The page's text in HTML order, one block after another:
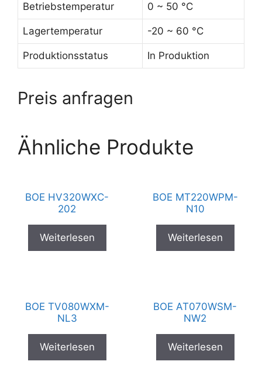
Betriebstemperatur 0 ~ 50 °C
Lagertemperatur -20 ~ 60 °C
Produktionsstatus In Produktion
Preis anfragen
Ähnliche Produkte
BOE HV320WXC-
202
Weiterlesen
BOE MT220WPM-
N10
Weiterlesen
BOE TV080WXM-
NL3
Weiterlesen
BOE AT070WSM-
NW2
Weiterlesen